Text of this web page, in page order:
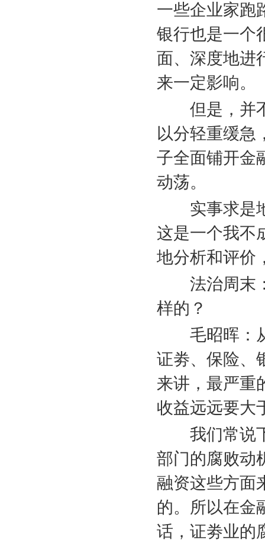
一些企业家跑
银行也是一个
面、深度地进
来一定影响。
但是，并
以分轻重缓急
子全面铺开金
动荡。
实事求是
这是一个我不
地分析和评价
法治周末
样的？
毛昭晖：
证劵、保险、
来讲，最严重
收益远远要大
我们常说
部门的腐败动
融资这些方面
的。所以在金
话，证劵业的